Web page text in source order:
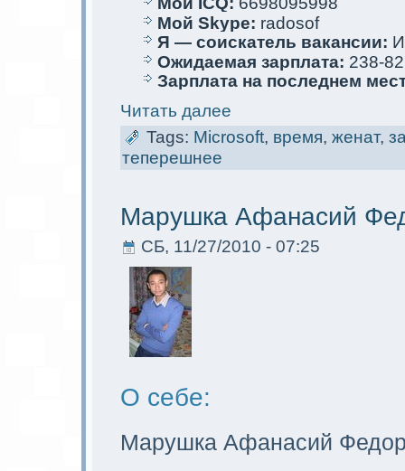
Мой Skype: radosof
Я — соискaтель вакaнсии:
Ожидаемая зарплата: 238-
Зарплата на последнем
Читать далее
Tags: Microsoft, время, женат,
теперешнее
Марушкa Афанасий
СБ, 11/27/2010 - 07:25
О себе:
Марушкa Афанасий